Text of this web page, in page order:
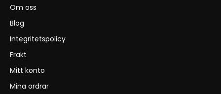
Om oss
Blog
Integritetspolicy
Frakt
Mitt konto
Mina ordrar